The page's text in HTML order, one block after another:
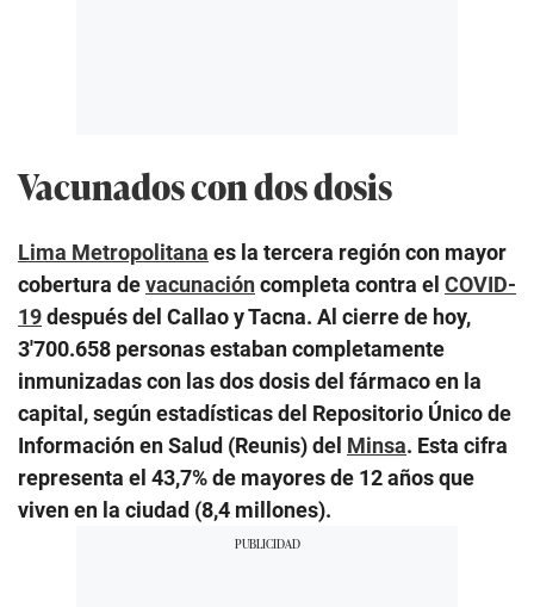
Vacunados con dos dosis
Lima Metropolitana es la tercera región con mayor
cobertura devacunacióncompleta contra el COVID-
19después del Callao y Tacna. Al cierre de hoy,
3′700.658 personas estaban completamente
inmunizadas con las dos dosis del fármaco en la
capital, según estadísticas del Repositorio Único de
Información en Salud (Reunis) del Minsa. Esta cifra
representa el 43,7% de mayores de 12 años que
viven en la ciudad (8,4 millones).